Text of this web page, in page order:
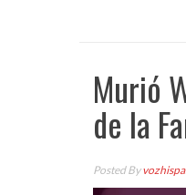
Murió
de la
Posted By